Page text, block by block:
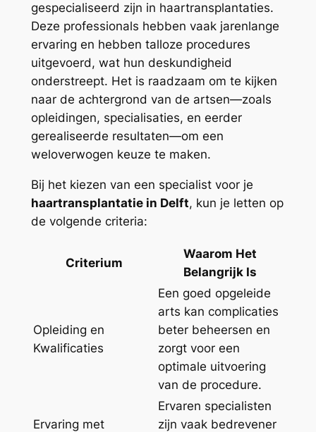
gespecialiseerd zijn in haartransplantaties.
Deze professionals hebben vaak jarenlange
ervaring en hebben talloze procedures
uitgevoerd, wat hun deskundigheid
onderstreept. Het is raadzaam om te kijken
naar de achtergrond van de artsen—zoals
opleidingen, specialisaties, en eerder
gerealiseerde resultaten—om een
weloverwogen keuze te maken.
Bij het kiezen van een specialist voor je
haartransplantatie in Delft, kun je letten op
de volgende criteria:
Criterium
Waarom Het
Belangrijk Is
Opleiding en
Kwalificaties
Een goed opgeleide
arts kan complicaties
beter beheersen en
zorgt voor een
optimale uitvoering
van de procedure.
Ervaring met
Ervaren specialisten
zijn vaak bedrevener